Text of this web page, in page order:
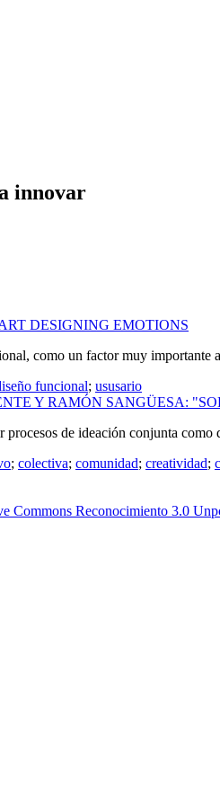
innovar
DESIGNING EMOTIONS
como un factor muy importante
funcional; ususario
Y RAMÓN SANGÜESA:
de ideación conjunta
; colectiva; comunidad; creatividad;
Commons Reconocimiento 3.0